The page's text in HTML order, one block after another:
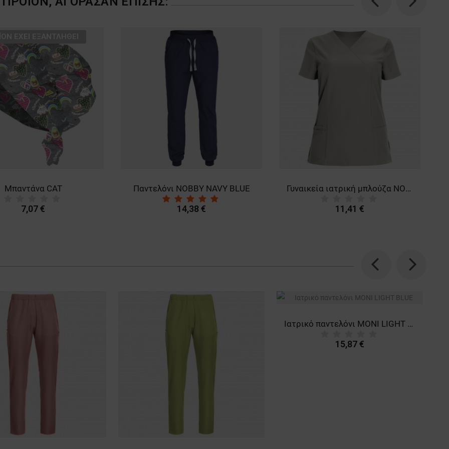
Previous
Μπαντάνα CAT
7,07 €
Παντελόνι NOBBY NAVY BLUE
14,38 €
Γυναικεία ιατρική μπλούζα NOBBY LIGHT GREY
11,41 €
Next
Previous
Ιατρικό παντελόνι MONI LIGHT BLUE
Next